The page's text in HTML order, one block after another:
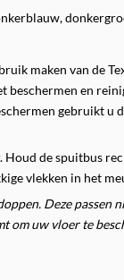
maken van de
en
gebruikt u
de spuitbus
vlekken in het
Deze passen
uw vloer te